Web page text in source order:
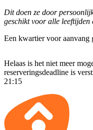
Dit doen ze door
geschikt voor alle leeftijden
Een kwartier voor aanvang
Helaas is het niet meer
reserveringsdeadline is
21:15